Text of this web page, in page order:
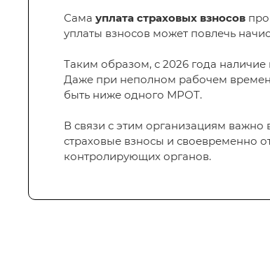
Сама уплата страховых взносов
уплаты взносов может повлечь
Таким образом, с 2026 года наличие
Даже при неполном рабочем
быть ниже одного МРОТ.
В связи с этим организациям
страховые взносы и своевременно
контролирующих органов.